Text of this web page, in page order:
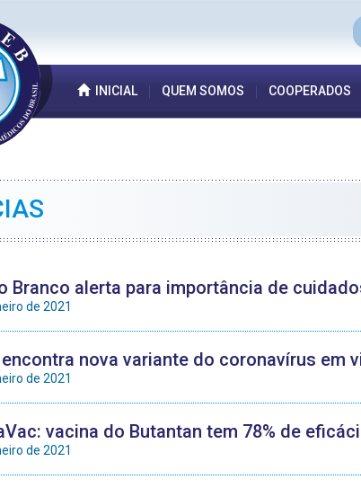
INICIAL QUEM SOMOS COOPERADOS
Branco alerta para importância de
de 2021
nova variante do coronavírus em
de 2021
vacina do Butantan tem 78% de
de 2021